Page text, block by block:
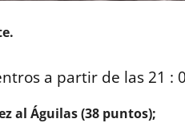
a partir de las 21 :
al Águilas (38 puntos);